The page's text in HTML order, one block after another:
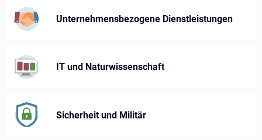
Unternehmens­bezogene Dienst­leistungen
IT und Naturwissenschaft
Sicherheit und Militär